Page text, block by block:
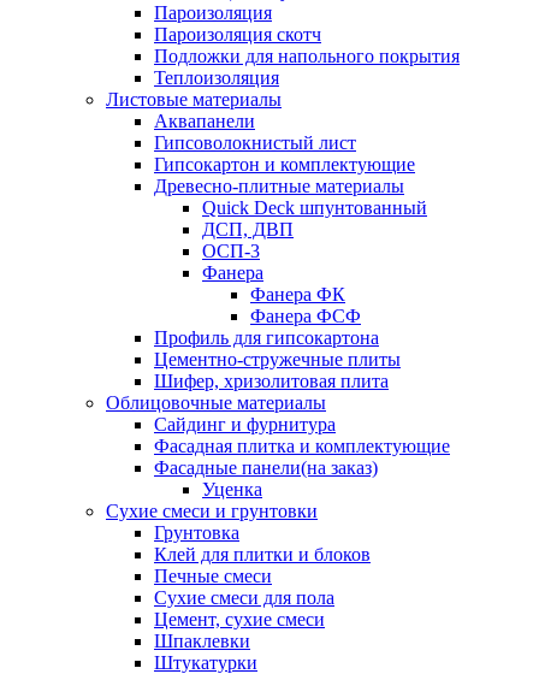
Пароизоляция
Пароизоляция скотч
Подложки для напольного покрытия
Теплоизоляция
Листовые материалы
Аквапанели
Гипсоволокнистый лист
Гипсокартон и комплектующие
Древесно-плитные материалы
Quick Deck шпунтованный
ДСП, ДВП
ОСП-3
Фанера
Фанера ФК
Фанера ФСФ
Профиль для гипсокартона
Цементно-стружечные плиты
Шифер, хризолитовая плита
Облицовочные материалы
Сайдинг и фурнитура
Фасадная плитка и комплектующие
Фасадные панели(на заказ)
Уценка
Сухие смеси и грунтовки
Грунтовка
Клей для плитки и блоков
Печные смеси
Сухие смеси для пола
Цемент, сухие смеси
Шпаклевки
Штукатурки